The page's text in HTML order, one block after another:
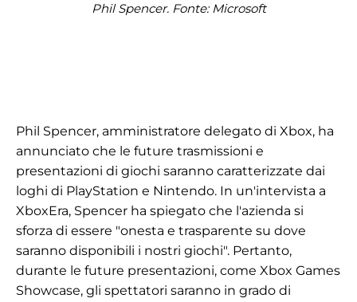
Phil Spencer. Fonte: Microsoft
Phil Spencer, amministratore delegato di Xbox, ha
annunciato che le future trasmissioni e
presentazioni di giochi saranno caratterizzate dai
loghi di PlayStation e Nintendo. In un'intervista a
XboxEra, Spencer ha spiegato che l'azienda si
sforza di essere "onesta e trasparente su dove
saranno disponibili i nostri giochi". Pertanto,
durante le future presentazioni, come Xbox Games
Showcase, gli spettatori saranno in grado di